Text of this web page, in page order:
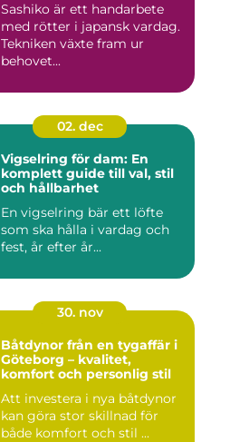
Sashiko är ett handarbete
med rötter i japansk vardag.
Tekniken växte fram ur
behovet...
02. dec
Vigselring för dam: En
komplett guide till val, stil
och hållbarhet
En vigselring bär ett löfte
som ska hålla i vardag och
fest, år efter år...
30. nov
Båtdynor från en tygaffär i
Göteborg – kvalitet,
komfort och personlig stil
Att investera i nya båtdynor
kan göra stor skillnad för
både komfort och stil ...